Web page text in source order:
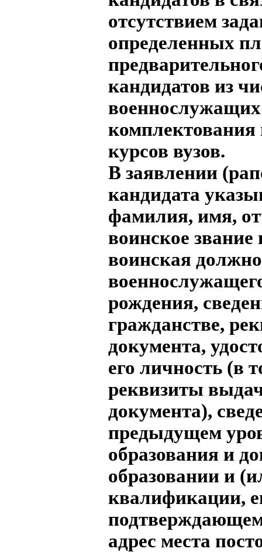
отсутствием
определенных
кандидатов из
курсов вузов.
В заявлении
кандидата
фамилия, имя,
воинское
воинская
рождения,
гражданстве,
документа,
его личность (в
реквизиты
документа),
предыдущем
образования и
образовании и
квалификации,
адрес места